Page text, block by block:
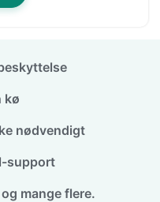
kø
nødvendigt
support
mange flere.